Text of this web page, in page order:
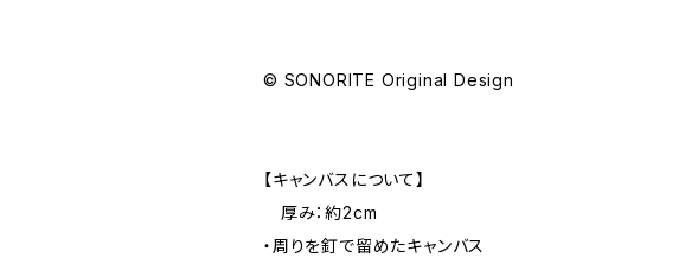
© SONORITE Original Design
【キャンバスについて】
厚み：約2cm
・周りを釘で留めたキャンバス